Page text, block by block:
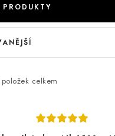
položek celkem